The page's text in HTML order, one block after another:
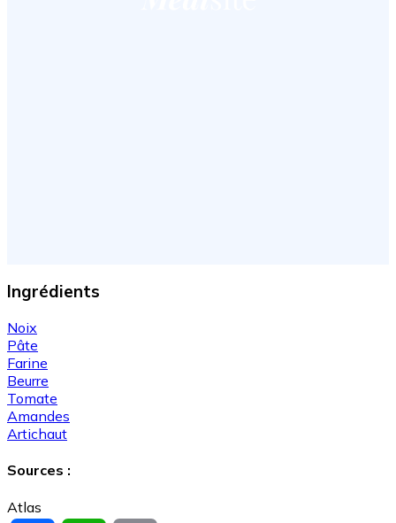
Ingrédients
Noix
Pâte
Farine
Beurre
Tomate
Amandes
Artichaut
Sources :
Atlas